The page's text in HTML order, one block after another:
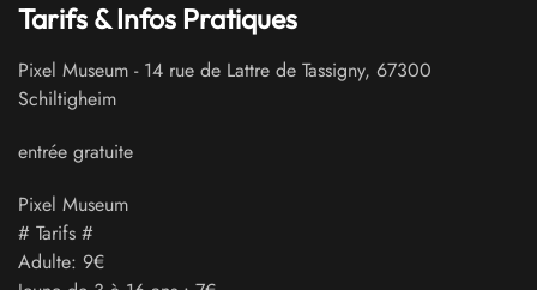
Tarifs & Infos Pratiques
Pixel Museum - 14 rue de Lattre de Tassigny, 67300
Schiltigheim
entrée gratuite
Pixel Museum
# Tarifs #
Adulte: 9€